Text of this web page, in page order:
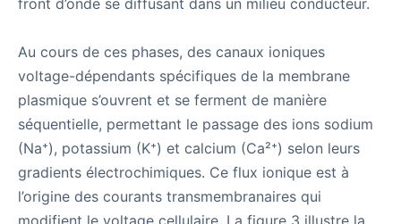
front d’onde se diffusant dans un milieu conducteur.
Au cours de ces phases, des canaux ioniques
voltage-dépendants spécifiques de la membrane
plasmique s’ouvrent et se ferment de manière
séquentielle, permettant le passage des ions sodium
(Na⁺), potassium (K⁺) et calcium (Ca²⁺) selon leurs
gradients électrochimiques. Ce flux ionique est à
l’origine des courants transmembranaires qui